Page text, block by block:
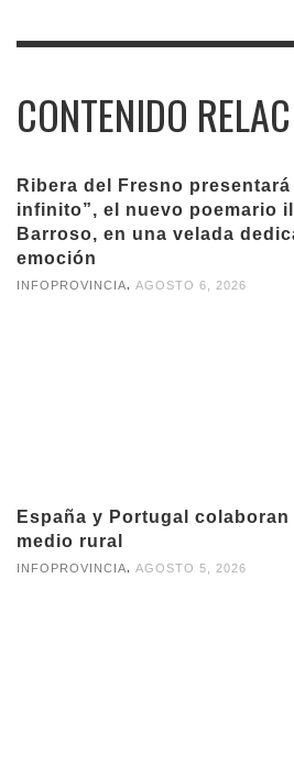
CONTENIDO
Ribera del Fresno presentará
infinito”, el nuevo poemario
Barroso, en una velada
emoción
INFOPROVINCIA AGOSTO 6, 2026
España y Portugal colaboran
medio rural
INFOPROVINCIA AGOSTO 5, 2026